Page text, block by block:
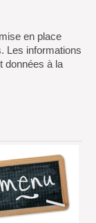
en place
Les informations
données à la